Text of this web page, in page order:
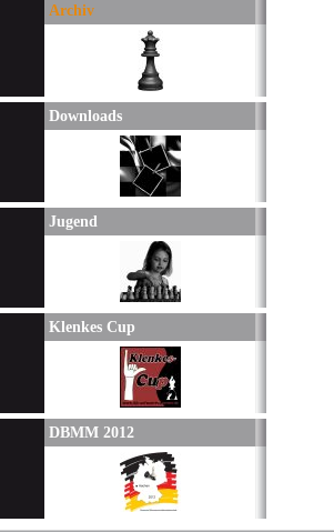
Archiv
Downloads
Jugend
Klenkes Cup
DBMM 2012